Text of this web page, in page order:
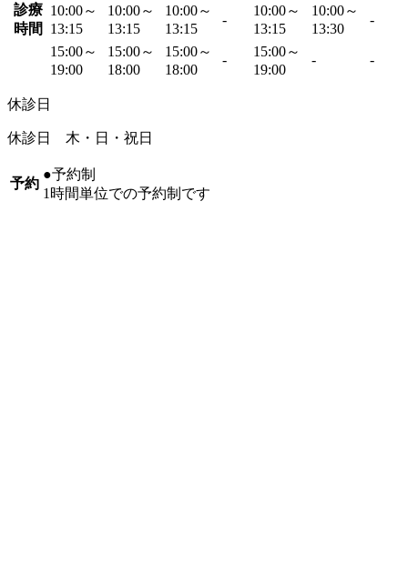
診療
時間
10:00～
13:15
10:00～
13:15
10:00～
13:15
-
10:00～
13:15
10:00～
13:30
-
15:00～
19:00
15:00～
18:00
15:00～
18:00
-
15:00～
19:00
- -
休診日
休診日 木・日・祝日
予約
●予約制
1時間単位での予約制です